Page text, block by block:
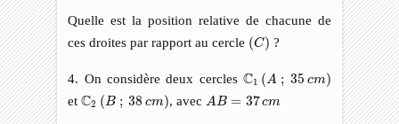
Quelle est la position relative de chacune de
ces droites par rapport au cercle (C)
(C) ?
4. On considère deux cercles C1 (A ; 35 cm)
C1 (A 35c
etC2 (B ; 38 cm)
C (B 38c , avec AB = 37cm
A B= 37cm